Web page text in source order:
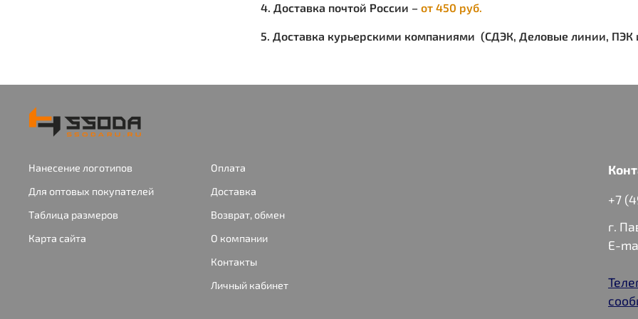
4. Доставка почтой России – от 450 руб.
5. Доставка курьерскими компаниями (СДЭК, Деловые линии, ПЭК
Нанесение логотипов
Для оптовых покупателей
Таблица размеров
Карта сайта
Оплата
Доставка
Возврат, обмен
О компании
Контакты
Личный кабинет
+7
г.
E-